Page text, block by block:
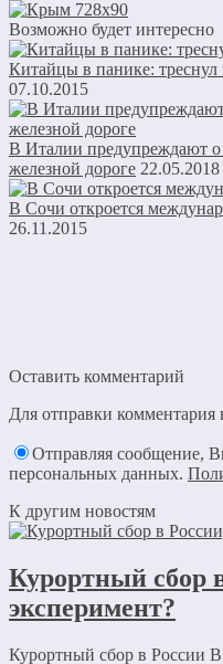
Возможно будет интересно
Китайцы в панике:
07.10.2015
В Италии предупреждают о
железной дороге 22.05.2018
В Сочи откроется
26.11.2015
Оставить комментарий
Для отправки комментария
Отправляя сообщение,
персональных данных.
К другим новостям
Курортный сбор
эксперимент?
Курортный сбор в России